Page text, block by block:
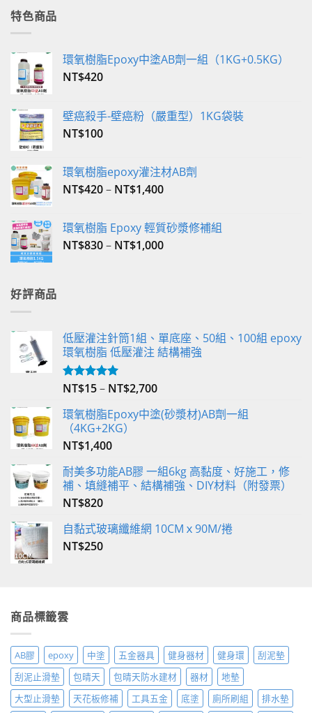
特色商品
環氧樹脂Epoxy中塗AB劑一組（1KG+0.5KG）
NT$420
壁癌殺手-壁癌粉（嚴重型）1KG袋裝
NT$100
環氧樹脂epoxy灌注材AB劑
NT$420– NT$1,400
環氧樹脂 Epoxy 輕質砂漿修補組
NT$830– NT$1,000
好評商品
低壓灌注針筒1組、單底座、50組、100組 epoxy
環氧樹脂 低壓灌注 結構補強
評分5.00
NT$15– NT$2,700
環氧樹脂Epoxy中塗(砂漿材)AB劑一組
（4KG+2KG）
NT$1,400
耐美多功能AB膠 一組6kg 高黏度、好施工，修
補、填縫補平、結構補強、DIY材料（附發票）
NT$820
自黏式玻璃纖維網 10CMｘ90M/捲
NT$250
商品標籤雲
AB膠 epoxy 中塗 五金器具 健身器材 健身環
刮泥墊
刮泥止滑墊
包晴天 包晴天防水建材 器材
地墊
大型止滑墊
天花板修補 工具五金 底塗 廁所刷組
排水墊